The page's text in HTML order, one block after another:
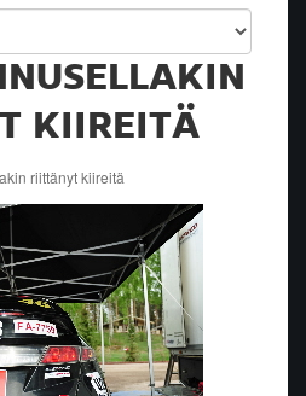
KIIREITÄ
riittänyt kiireitä